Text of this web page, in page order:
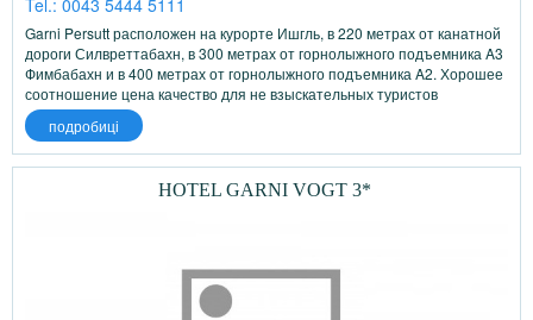
Tel.: 0043 5444 5111
Garni Persutt расположен на курорте Ишгль, в 220 метрах от канатной
дороги Силвреттабахн, в 300 метрах от горнолыжного подъемника A3
Фимбабахн и в 400 метрах от горнолыжного подъемника A2. Хорошее
соотношение цена качество для не взыскательных туристов
подробиці
HOTEL GARNI VOGT 3*